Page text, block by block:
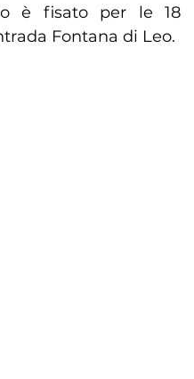
è fisato per le 18
Fontana di Leo.